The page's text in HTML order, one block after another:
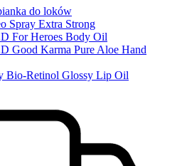
do loków
Spray Extra Strong
For Heroes Body Oil
Good Karma Pure Aloe Hand
Bio-Retinol Glossy Lip Oil